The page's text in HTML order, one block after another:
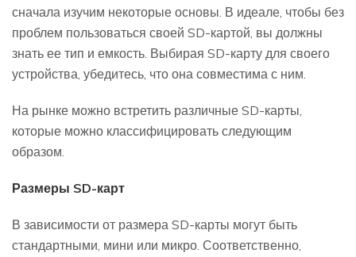
сначала изучим некоторые основы. В идеале, чтобы без
проблем пользоваться своей SD-картой, вы должны
знать ее тип и емкость. Выбирая SD-карту для своего
устройства, убедитесь, что она совместима с ним.
На рынке можно встретить различные SD-карты,
которые можно классифицировать следующим
образом.
Размеры SD-карт
В зависимости от размера SD-карты могут быть
стандартными, мини или микро. Соответственно,